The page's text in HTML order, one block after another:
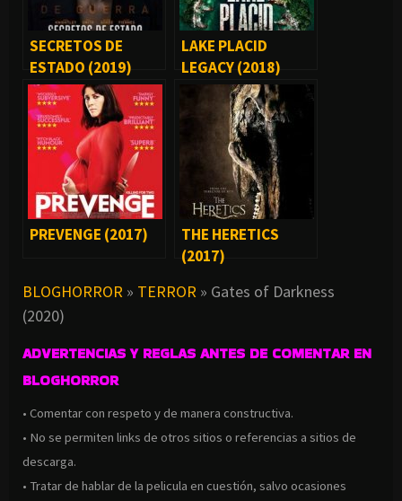
SECRETOS DE
ESTADO (2019)
LAKE PLACID
LEGACY (2018)
PREVENGE (2017)
THE HERETICS
(2017)
BLOGHORROR » TERROR » Gates of Darkness
(2020)
ADVERTENCIAS Y REGLAS ANTES DE COMENTAR EN
BLOGHORROR
• Comentar con respeto y de manera constructiva.
• No se permiten links de otros sitios o referencias a sitios de
descarga.
• Tratar de hablar de la pelicula en cuestión, salvo ocasiones